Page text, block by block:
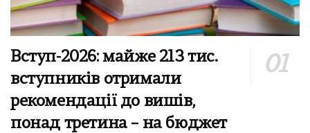
Вступ-2026: майже 213 тис.
вступників отримали
рекомендації до вишів,
понад третина – на бюджет